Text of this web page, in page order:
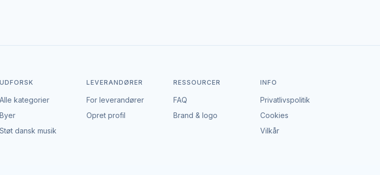
UDFORSK
Alle kategorier
Byer
Støt dansk musik
LEVERANDØRER
For leverandører
Opret profil
RESSOURCER
FAQ
Brand & logo
INFO
Privatlivspolitik
Cookies
Vilkår